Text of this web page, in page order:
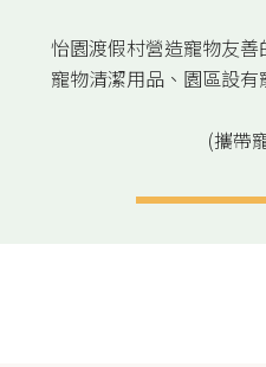
怡園渡假村營造寵物友善
寵物清潔用品、園區設
(攜帶